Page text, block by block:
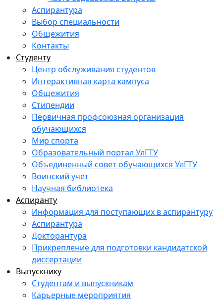
Аспирантура
Выбор специальности
Общежития
Контакты
Студенту
Центр обслуживания студентов
Интерактивная карта кампуса
Общежития
Стипендии
Первичная профсоюзная организация
обучающихся
Мир спорта
Образовательный портал УлГТУ
Объединенный совет обучающихся УлГТУ
Воинский учет
Научная библиотека
Аспиранту
Информация для поступающих в аспирантуру
Аспирантура
Докторантура
Прикрепление для подготовки кандидатской
диссертации
Выпускнику
Студентам и выпускникам
Карьерные мероприятия